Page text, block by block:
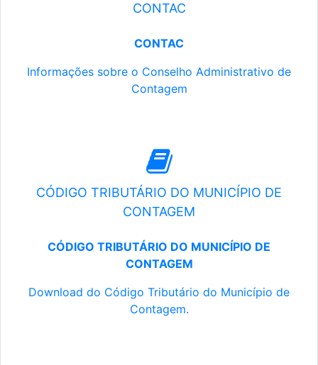
CONTAC
CONTAC
Informações sobre o Conselho Administrativo de
Contagem
CÓDIGO TRIBUTÁRIO DO MUNICÍPIO DE
CONTAGEM
CÓDIGO TRIBUTÁRIO DO MUNICÍPIO DE
CONTAGEM
Download do Código Tributário do Município de
Contagem.